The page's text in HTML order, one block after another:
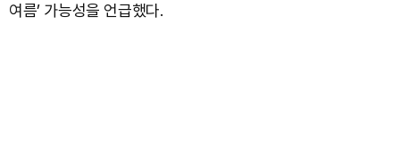
여름’ 가능성을 언급했다.